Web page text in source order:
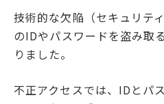
技術的な欠陥（セキュリテ
のIDやパスワードを盗み取
りました。
不正アクセスでは、IDとパ